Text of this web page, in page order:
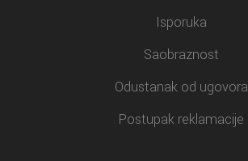
Isporuka
Saobraznost
Odustanak od ugovora
Postupak reklamacije